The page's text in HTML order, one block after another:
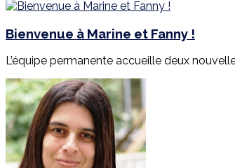
Bienvenue à Marine et Fanny !
L’équipe permanente accueille deux